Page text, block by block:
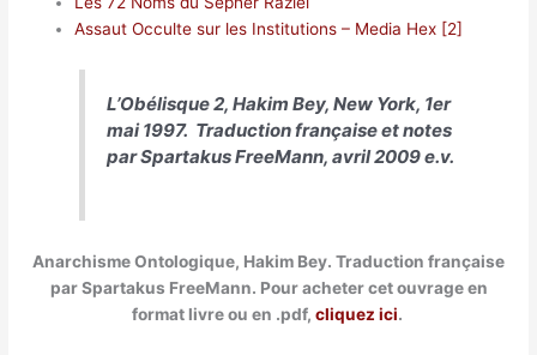
Assaut Occulte sur les Institutions – Media Hex [2]
L’Obélisque 2, Hakim Bey, New York, 1er
mai 1997. Traduction française et notes
par Spartakus FreeMann, avril 2009 e.v.
Anarchisme Ontologique, Hakim Bey. Traduction française
par Spartakus FreeMann. Pour acheter cet ouvrage en
format livre ou en .pdf, cliquez ici.